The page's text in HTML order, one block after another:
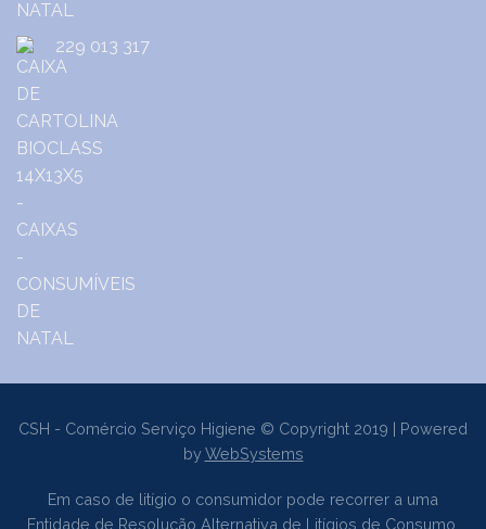
229 013 317
CSH - Comércio Serviço Higiene © Copyright 2019 | Powered
byWebSystems
Em caso de litígio o consumidor pode recorrer a uma
Entidade de Resolução Alternativa de Litígios de Consumo.